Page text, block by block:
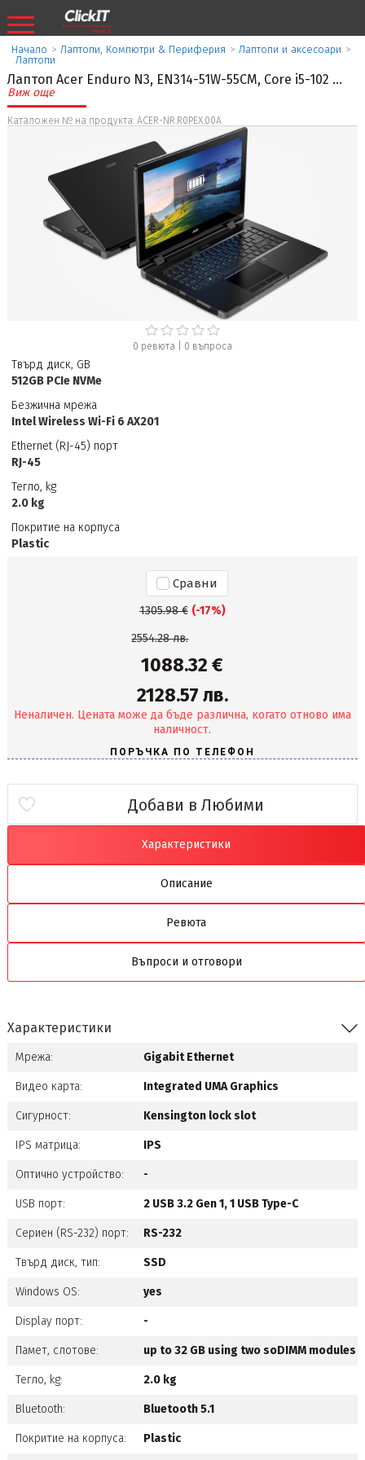
Начало > Лаптопи, Компютри & Периферия > Лаптопи и аксесоари >
Лаптопи
Лаптоп Acer Enduro N3, EN314-51W-55CM, Core i5-102 ...
Виж още
Каталожен № на продукта: ACER-NR.R0PEX.00A
0 ревюта| 0 въпроса
Твърд диск, GB
512GB PCIe NVMe
Безжична мрежа
Intel Wireless Wi-Fi 6 AX201
Ethernet (RJ-45) порт
RJ-45
Тегло, kg
2.0 kg
Покритие на корпуса
Plastic
Сравни
1305.98 € (-17%)
2554.28 лв.
1088.32 €
2128.57 лв.
Неналичен. Цената може да бъде различна, когато отново има
наличност.
Добави в Любими
Характеристики
Описание
Ревюта
Въпроси и отговори
Характеристики
Мрежа: Gigabit Ethernet
Видео карта: Integrated UMA Graphics
Сигурност: Kensington lock slot
IPS матрица: IPS
Оптично устройство: -
USB порт: 2 USB 3.2 Gen 1, 1 USB Type-C
Сериен (RS-232) порт: RS-232
Твърд диск, тип: SSD
Windows OS: yes
Display порт: -
Памет, слотове: up to 32 GB using two soDIMM modules
Тегло, kg: 2.0 kg
Bluetooth: Bluetooth 5.1
Покритие на корпуса: Plastic